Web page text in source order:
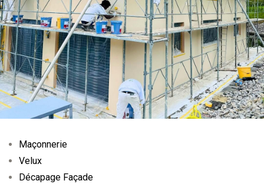
Maçonnerie
Velux
Décapage Façade